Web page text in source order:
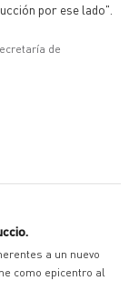
por ese lado".
de
a un nuevo
como epicentro al